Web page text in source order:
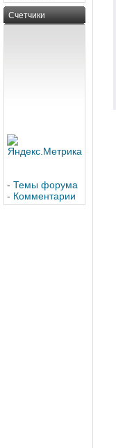
Счетчики
- Темы форума
- Комментарии